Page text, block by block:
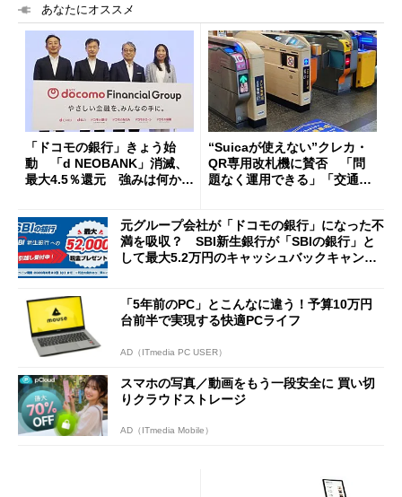
あなたにオススメ
「ドコモの銀行」きょう始
動 「d NEOBANK」消滅、
最大4.5％還元 強みは何か解
“Suicaが使えない”クレカ・
QR専用改札機に賛否 「問
題なく運用できる」「交通系I
元グループ会社が「ドコモの銀行」になった不
満を吸収？ SBI新生銀行が「SBIの銀行」と
して最大5.2万円のキャッシュバックキャンペ
「5年前のPC」とこんなに違う！予算10万円
台前半で実現する快適PCライフ
AD（ITmedia PC USER）
スマホの写真／動画をもう一段安全に 買い切
りクラウドストレージ
AD（ITmedia Mobile）